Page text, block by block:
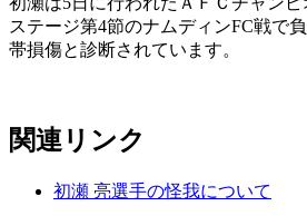
ステージ第4節のナムディンFC戦で
帯損傷と診断されています。
関連リンク
初瀬 亮選手の怪我について